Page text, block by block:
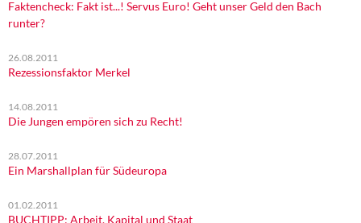
Rosa-Luxemburg-Stiftung
Über mich
Kontakt
Faktencheck: Fakt ist...! Servus Euro! Geht unser Geld den Bach
runter?
26.08.2011
Rezessionsfaktor Merkel
14.08.2011
Die Jungen empören sich zu Recht!
28.07.2011
Ein Marshallplan für Südeuropa
01.02.2011
BUCHTIPP: Arbeit, Kapital und Staat